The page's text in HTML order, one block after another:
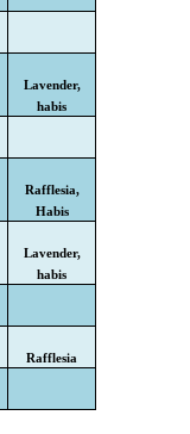
Lavender,
habis
Rafflesia,
Habis
Lavender,
habis
Rafflesia